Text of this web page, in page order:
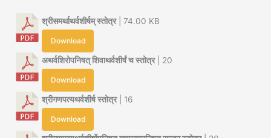
श्रीसमर्थाथर्वशीर्षम् स्तोत्र| 74.00 KB
Download
अथर्वशिरोपनिषत् शिवाथर्वशीर्षं च स्तोत्र| 20
Download
श्रीगणपत्यथर्वशीर्ष स्तोत्र| 16
Download